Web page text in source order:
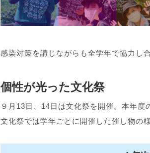
感染対策を講じながらも全学年で協力し
個性が光った文化祭
９月13日、14日は文化祭を開催。本年
文化祭では学年ごとに開催した催し物の